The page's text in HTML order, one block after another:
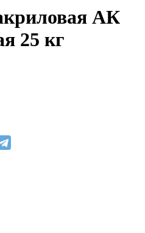
АК
25 кг